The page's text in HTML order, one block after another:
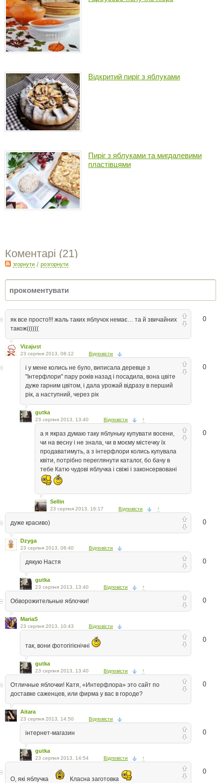
Відкритий пиріг з яблуками
Пиріг з яблуками та мигдалевими
пластівцями
Коментарі (21)
згорнути / розгорнути
0
як все просто!!! жаль таких яблучок немає… та й звичайних
також((((((
Vizajust
23 серпня 2013, 08:12 Відповісти
0
і у мене колись не було, виписала деревце з
"Інтерфлори" пару років назад і посадила, вона цвіте
дуже гарним цвітом, і дала урожай відразу в перший
рік, а наступний, через рік
gutka
23 серпня 2013, 13:40 Відповісти ↑
0
а я якраз думаю таку яблуньку купувати восени,
чи на весну і не знала, чи в моєму містечку їх
продаватимуть, а з інтерфлори колись купувала
квіти, потрібно переглянути каталог, бо бачу в
тебе Катю чудові яблучка і свіжі і законсервовані
Sellin
23 серпня 2013, 16:17 Відповісти ↑
0
дуже красиво)
Dzyga
23 серпня 2013, 08:40 Відповісти
0
дякую Настя
gutka
23 серпня 2013, 13:40 Відповісти ↑
0
Обворожительные яблочки!
MariaS
23 серпня 2013, 10:43 Відповісти
0
так, вони фотогігієнічні
gutka
23 серпня 2013, 13:40 Відповісти ↑
0
Отличные яблочки! Катя, «Интерфлора» это сайт по
доставке саженцев, или фирма у вас в городе?
Aitara
23 серпня 2013, 14:50 Відповісти
0
інтернет-магазин
gutka
23 серпня 2013, 14:54 Відповісти ↑
0
О, які яблучка Класна заготовка